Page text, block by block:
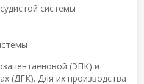
системы
(ЭПК) и
(ДГК). Для их производства